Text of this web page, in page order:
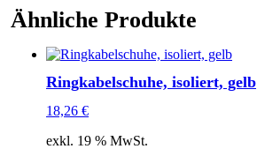
Ähnliche Produkte
Ringkabelschuhe, isoliert, gelb
18,26 €
exkl. 19 % MwSt.